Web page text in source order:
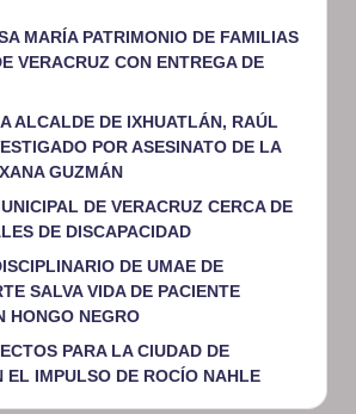
MARÍA PATRIMONIO DE FAMILIAS
VERACRUZ CON ENTREGA DE
ALCALDE DE IXHUATLÁN, RAÚL
POR ASESINATO DE LA
GUZMÁN
DE VERACRUZ CERCA DE
DE DISCAPACIDAD
DE UMAE DE
SALVA VIDA DE PACIENTE
HONGO NEGRO
PARA LA CIUDAD DE
EL IMPULSO DE ROCÍO NAHLE